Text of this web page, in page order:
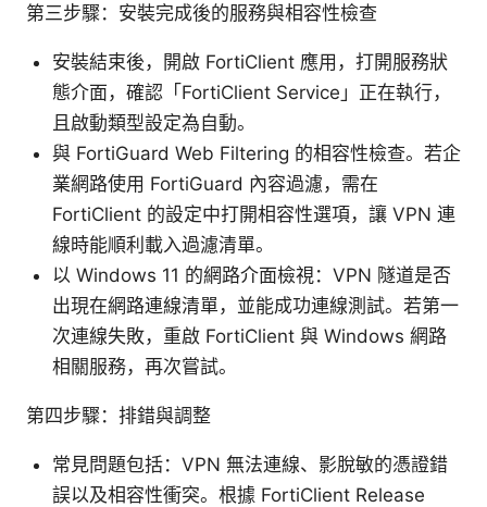
第三步驟：安裝完成後的服務與相容性檢查
安裝結束後，開啟 FortiClient 應用，打開服務狀
態介面，確認「FortiClient Service」正在執行，
且啟動類型設定為自動。
與 FortiGuard Web Filtering 的相容性檢查。若企
業網路使用 FortiGuard 內容過濾，需在
FortiClient 的設定中打開相容性選項，讓 VPN 連
線時能順利載入過濾清單。
以 Windows 11 的網路介面檢視：VPN 隧道是否
出現在網路連線清單，並能成功連線測試。若第一
次連線失敗，重啟 FortiClient 與 Windows 網路
相關服務，再次嘗試。
第四步驟：排錯與調整
常見問題包括：VPN 無法連線、影脫敏的憑證錯
誤以及相容性衝突。根據 FortiClient Release